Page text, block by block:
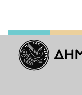
ΕΠΙΣΚΕΠΤΗΣ
ΗΡΑΚΛΕΙΟ